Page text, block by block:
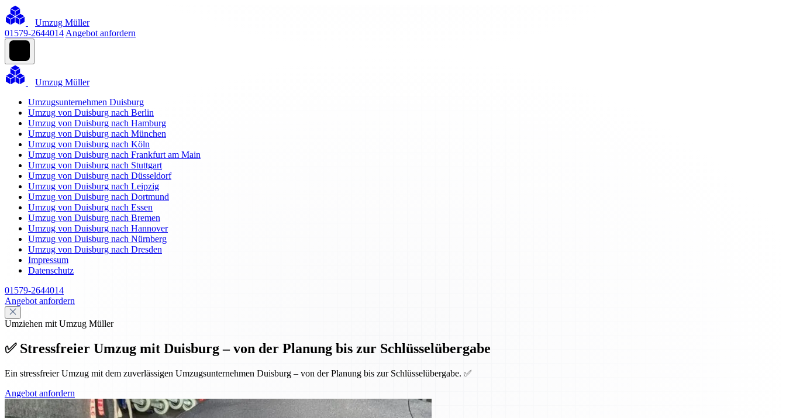
Umzug Müller
01579-2644014 Angebot anfordern
Umzug Müller
Umzugsunternehmen Duisburg
Umzug von Duisburg nach Berlin
Umzug von Duisburg nach Hamburg
Umzug von Duisburg nach München
Umzug von Duisburg nach Köln
Umzug von Duisburg nach Frankfurt am Main
Umzug von Duisburg nach Stuttgart
Umzug von Duisburg nach Düsseldorf
Umzug von Duisburg nach Leipzig
Umzug von Duisburg nach Dortmund
Umzug von Duisburg nach Essen
Umzug von Duisburg nach Bremen
Umzug von Duisburg nach Hannover
Umzug von Duisburg nach Nürnberg
Umzug von Duisburg nach Dresden
Impressum
Datenschutz
01579-2644014
Angebot anfordern
Umziehen mit Umzug Müller
✅ Stressfreier Umzug mit Duisburg – von der Planung bis zur Schlüsselübergabe
Ein stressfreier Umzug mit dem zuverlässigen Umzugsunternehmen Duisburg – von der Planung bis zur Schlüsselübergabe. ✅
Angebot anfordern